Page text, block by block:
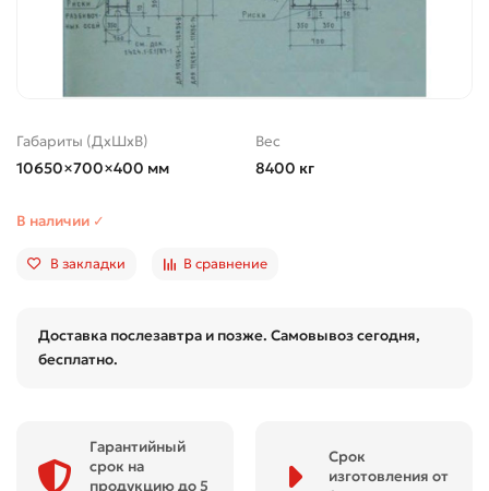
Габариты (ДхШхВ)
10650×700×400 мм
Вес
8400 кг
В наличии ✓
В закладки В сравнение
Доставка послезавтра и позже. Самовывоз сегодня,
бесплатно.
Гарантийный
срок на
продукцию до 5
Срок
изготовления от